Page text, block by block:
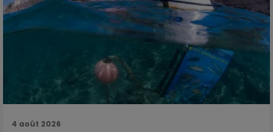
4 août 2026